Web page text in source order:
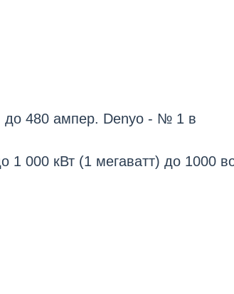
до 480 ампер. Denyo - № 1 в
000 кВт (1 мегаватт) до 1000